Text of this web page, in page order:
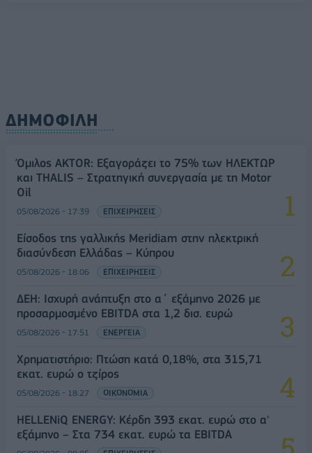
ΔΗΜΟΦΙΛΗ
Όμιλος AKTOR: Εξαγοράζει το 75% των ΗΛΕΚΤΩΡ
και THALIS – Στρατηγική συνεργασία με τη Motor
Oil
05/08/2026 - 17:39 ΕΠΙΧΕΙΡΗΣΕΙΣ
Είσοδος της γαλλικής Meridiam στην ηλεκτρική
διασύνδεση Ελλάδας – Κύπρου
05/08/2026 - 18:06 ΕΠΙΧΕΙΡΗΣΕΙΣ
ΔΕΗ: Ισχυρή ανάπτυξη στο α΄ εξάμηνο 2026 με
προσαρμοσμένο EBITDA στα 1,2 δισ. ευρώ
05/08/2026 - 17:51 ΕΝΕΡΓΕΙΑ
Χρηματιστήριο: Πτώση κατά 0,18%, στα 315,71
εκατ. ευρώ ο τζίρος
05/08/2026 - 18:27 ΟΙΚΟΝΟΜΙΑ
HELLENiQ ENERGY: Κέρδη 393 εκατ. ευρώ στο α'
εξάμηνο – Στα 734 εκατ. ευρώ τα EBITDA